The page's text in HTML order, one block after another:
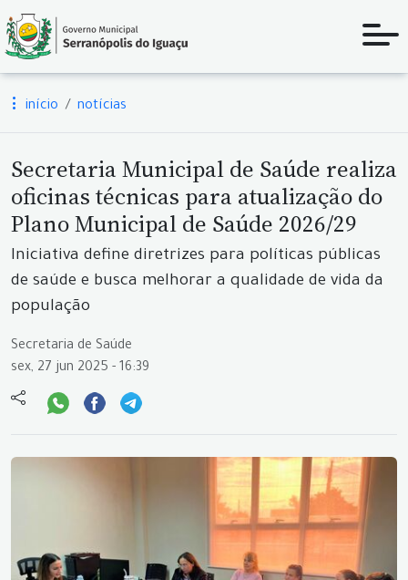
início notícias
Secretaria Municipal de Saúde realiza
oficinas técnicas para atualização do
Plano Municipal de Saúde 2026/29
Iniciativa define diretrizes para políticas públicas
de saúde e busca melhorar a qualidade de vida da
população
Secretaria de Saúde
sex, 27 jun 2025 - 16:39